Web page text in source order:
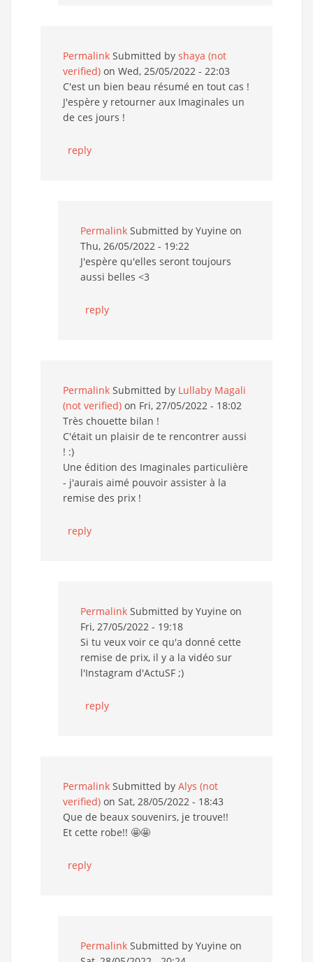
Permalink Submitted by shaya (not
verified) on Wed, 25/05/2022 - 22:03
C'est un bien beau résumé en tout cas !
J'espère y retourner aux Imaginales un
de ces jours !
reply
Permalink Submitted by Yuyine on
Thu, 26/05/2022 - 19:22
J'espère qu'elles seront toujours
aussi belles <3
reply
Permalink Submitted by Lullaby Magali
(not verified) on Fri, 27/05/2022 - 18:02
Très chouette bilan !
C'était un plaisir de te rencontrer aussi
! :)
Une édition des Imaginales particulière
- j'aurais aimé pouvoir assister à la
remise des prix !
reply
Permalink Submitted by Yuyine on
Fri, 27/05/2022 - 19:18
Si tu veux voir ce qu'a donné cette
remise de prix, il y a la vidéo sur
l'Instagram d'ActuSF ;)
reply
Permalink Submitted by Alys (not
verified) on Sat, 28/05/2022 - 18:43
Que de beaux souvenirs, je trouve!!
Et cette robe!! 🤩🤩
reply
Permalink Submitted by Yuyine on